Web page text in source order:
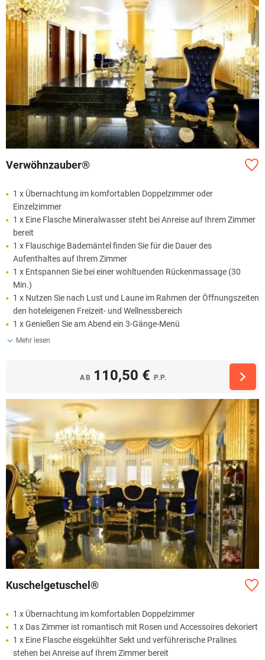
Verwöhnzauber®
1 x Übernachtung im komfortablen Doppelzimmer oder
Einzelzimmer
1 x Eine Flasche Mineralwasser steht bei Anreise auf Ihrem Zimmer
bereit
1 x Flauschige Bademäntel finden Sie für die Dauer des
Aufenthaltes auf Ihrem Zimmer
1 x Entspannen Sie bei einer wohltuenden Rückenmassage (30
Min.)
1 x Nutzen Sie nach Lust und Laune im Rahmen der Öffnungszeiten
den hoteleigenen Freizeit- und Wellnessbereich
1 x Genießen Sie am Abend ein 3-Gänge-Menü
Mehr lesen
AB 110,50 € P.P.
Kuschelgetuschel®
1 x Übernachtung im komfortablen Doppelzimmer
1 x Das Zimmer ist romantisch mit Rosen und Accessoires dekoriert
1 x Eine Flasche eisgekühlter Sekt und verführerische Pralines
stehen bei Anreise auf Ihrem Zimmer bereit